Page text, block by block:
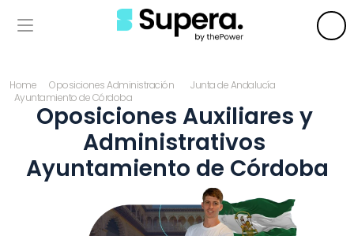
Home Oposiciones Administración
Junta de Andalucía
Ayuntamiento de Córdoba
Oposiciones Auxiliares y
Administrativos
Ayuntamiento de Córdoba